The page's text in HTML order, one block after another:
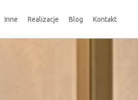
Inne Realizacje Blog Kontakt